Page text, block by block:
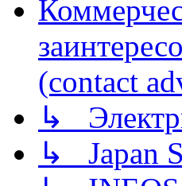
(contact
↳
↳ Japan